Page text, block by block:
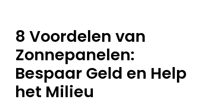
8 Voordelen van
Zonnepanelen:
Bespaar Geld en Help
het Milieu